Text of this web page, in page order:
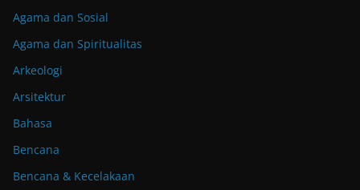
Agama dan Sosial
Agama dan Spiritualitas
Arkeologi
Arsitektur
Bahasa
Bencana
Bencana & Kecelakaan